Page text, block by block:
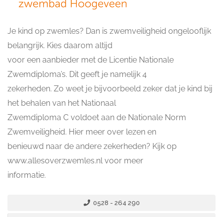
Je kind op zwemles? Dan is zwemveiligheid ongelooflijk
belangrijk. Kies daarom altijd
voor een aanbieder met de Licentie Nationale
Zwemdiploma’s. Dit geeft je namelijk 4
zekerheden. Zo weet je bijvoorbeeld zeker dat je kind bij
het behalen van het Nationaal
Zwemdiploma C voldoet aan de Nationale Norm
Zwemveiligheid. Hier meer over lezen en
benieuwd naar de andere zekerheden? Kijk op
www.allesoverzwemles.nl voor meer
informatie.
0528 - 264 290